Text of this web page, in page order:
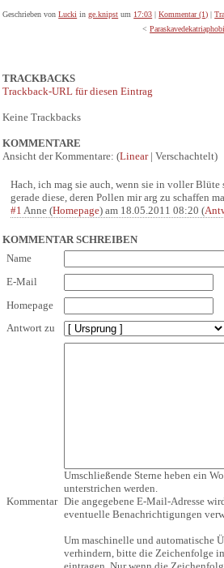
Geschrieben vonLucki inge.knipst um 17:03 |Kommentar (1) |
<
TRACKBACKS
Trackback-URL für diesen Eintrag
Keine Trackbacks
KOMMENTARE
Ansicht der Kommentare: (Linear| Verschachtelt)
Hach, ich mag sie auch, wenn sie in voller Blüte
gerade diese, deren Pollen mir arg zu schaffen
#1 Anne(Homepage) am 18.05.2011 08:20 (
KOMMENTAR SCHREIBEN
Name
E-Mail
Homepage
Antwort zu
Kommentar
Umschließende Sterne heben ein
unterstrichen werden.
Die angegebene E-Mail-Adresse
eventuelle Benachrichtigungen
Um maschinelle und automatische
verhindern, bitte die Zeichenfolge